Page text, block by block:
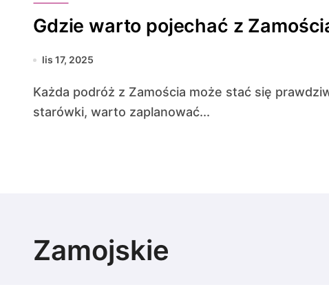
Gdzie warto pojechać z
lis 17, 2025
Każda podróż z Zamościa może stać się prawdziwą przygodą. Opuszczając mury pięknej
starówki, warto zaplanować...
Zamojskie